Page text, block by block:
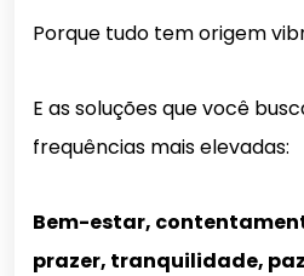
Porque tudo tem origem
E as soluções que você
frequências mais elevadas:
Bem-estar,
prazer, tranquilidade,